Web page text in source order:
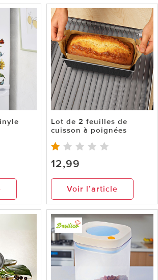
Lot de 2 feuilles de
cuisson à poignées
12,99
Voir l’article